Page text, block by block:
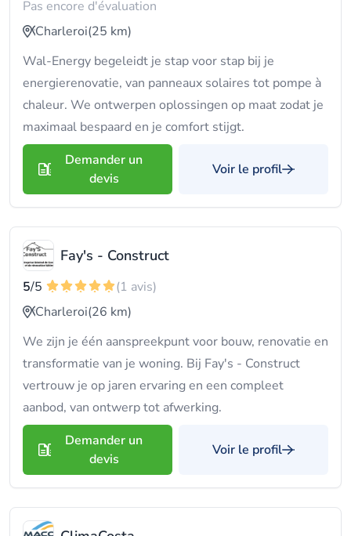
Pas encore d'évaluation
Charleroi(25 km)
Wal-Energy begeleidt je stap voor stap bij je
energierenovatie, van panneaux solaires tot pompe à
chaleur. We ontwerpen oplossingen op maat zodat je
maximaal bespaard en je comfort stijgt.
Demander un
devis
Voir le profil
Fay's - Construct
5/5
(1 avis)
Charleroi(26 km)
We zijn je één aanspreekpunt voor bouw, renovatie en
transformatie van je woning. Bij Fay's - Construct
vertrouw je op jaren ervaring en een compleet
aanbod, van ontwerp tot afwerking.
Demander un
devis
Voir le profil